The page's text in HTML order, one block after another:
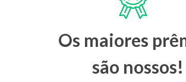
Os maiores
são nossos!